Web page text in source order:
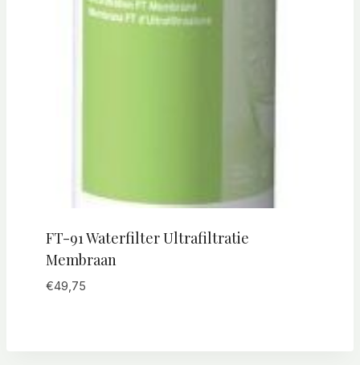
FT-91 Waterfilter Ultrafiltratie
Membraan
€49,75